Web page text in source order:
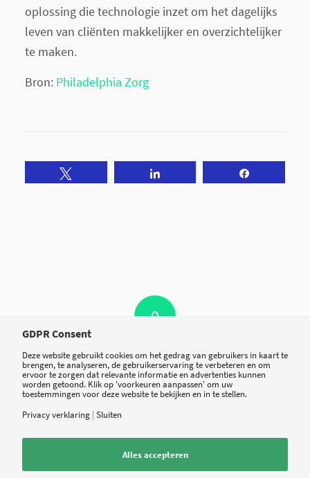
oplossing die technologie inzet om het dagelijks
leven van cliënten makkelijker en overzichtelijker
te maken.
Bron: Philadelphia Zorg
0
Plaats een Reactie
Meepraten?
Draag gerust bij!
Naam*
GDPR Consent
Deze website gebruikt cookies om het gedrag van gebruikers in kaart te
brengen, te analyseren, de gebruikerservaring te verbeteren en om
ervoor te zorgen dat relevante informatie en advertenties kunnen
worden getoond. Klik op 'voorkeuren aanpassen' om uw
toestemmingen voor deze website te bekijken en in te stellen.
Privacy verklaring | Sluiten
Alles accepteren